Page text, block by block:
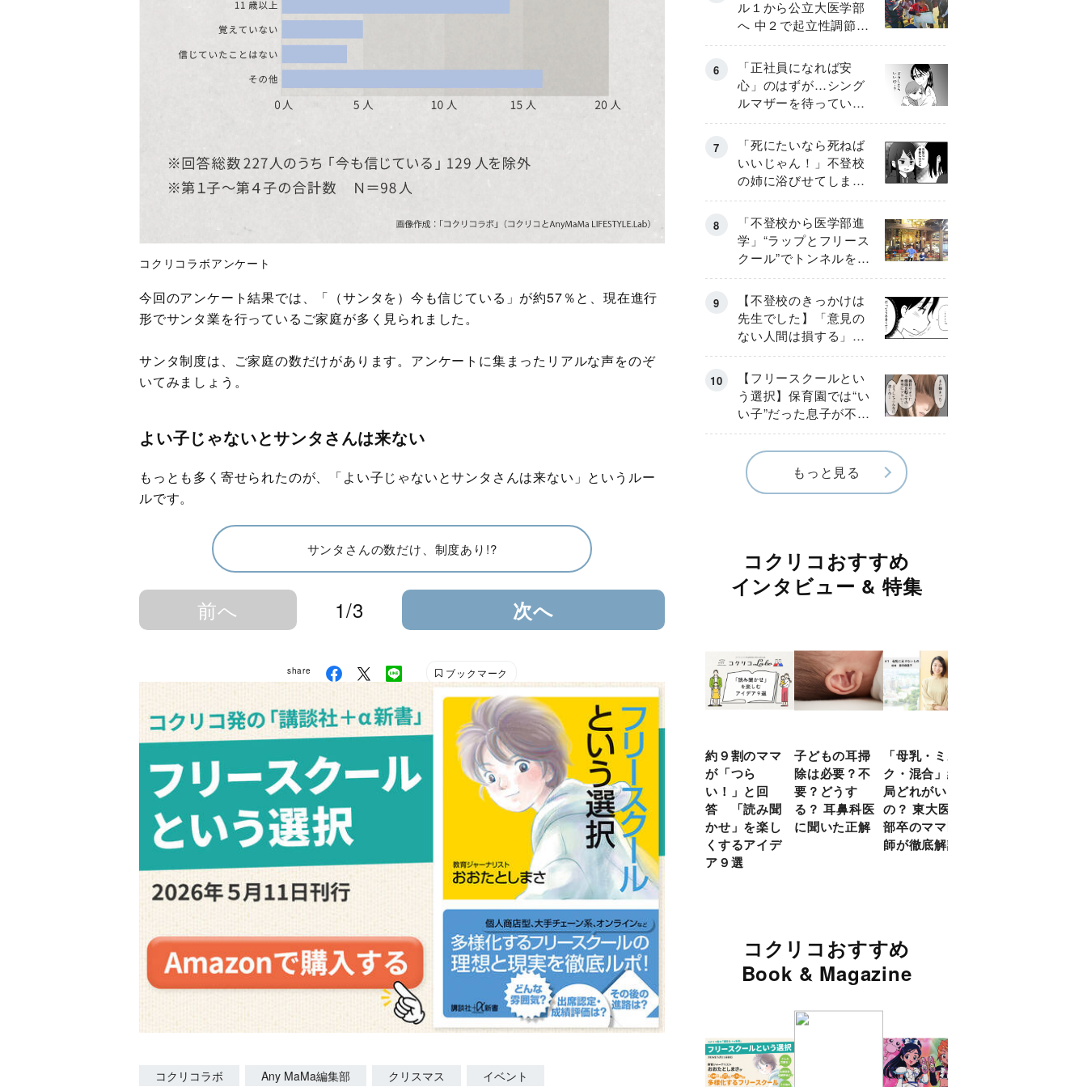
コクリコラボアンケート
今回のアンケート結果では、「（サンタを）今も信じている」が約57％と、現在進行
形でサンタ業を行っているご家庭が多く見られました。
サンタ制度は、ご家庭の数だけがあります。アンケートに集まったリアルな声をのぞ
いてみましょう。
よい子じゃないとサンタさんは来ない
もっとも多く寄せられたのが、「よい子じゃないとサンタさんは来ない」というルー
ルです。
サンタさんの数だけ、制度あり!?
前へ 1/3 次へ
share ブックマーク
コクリコラボ Any MaMa編集部 クリスマス イベント
ル１から公立大医学部
へ 中２で起立性調節障
害「治るまで３年」の
診断 そのとき母は
「正社員になれば安
心」のはずが…シング
ルマザーを待ってい
た“魔の２年間”【前編】
「死にたいなら死ねば
いいじゃん！」不登校
の姉に浴びせてしまっ
た言葉【番外編・後
編】
「不登校から医学部進
学」“ラップとフリース
クール”でトンネルを脱
して高校受験へ〔元野
球少年の実話〕
【不登校のきっかけは
先生でした】「意見の
ない人間は損する」担
任の一言が苦しみに…
《第１話》
【フリースクールとい
う選択】保育園では“い
い子”だった息子が不登
校に…小学校入学後に
見えたSOS《第１話》
もっと見る
コクリコおすすめ
インタビュー & 特集
約９割のママ
が「つら
い！」と回
答 「読み聞
かせ」を楽し
くするアイデ
ア９選
子どもの耳掃
除は必要？不
要？どうす
る？ 耳鼻科医
に聞いた正解
「母乳・ミル
ク・混合」結
局どれがいい
の？ 東大医学
部卒のママ医
師が徹底解説
コクリコおすすめ
Book & Magazine